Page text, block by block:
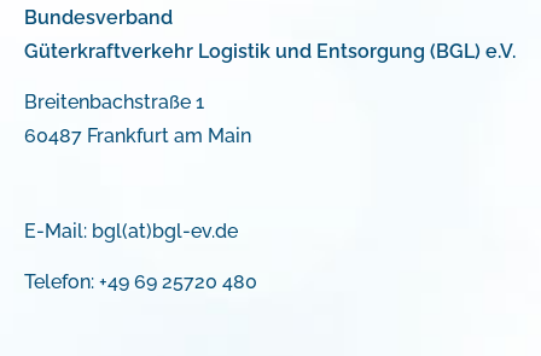
Bundesverband
Güterkraftverkehr Logistik und Entsorgung (BGL) e.V.
Breitenbachstraße 1
60487 Frankfurt am Main
E-Mail: bgl(at)bgl-ev.de
Telefon: +49 69 25720 480